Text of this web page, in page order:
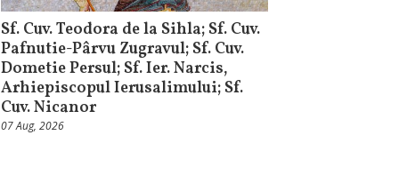
Sf. Cuv. Teodora de la Sihla; Sf. Cuv.
Pafnutie-Pârvu Zugravul; Sf. Cuv.
Dometie Persul; Sf. Ier. Narcis,
Arhiepiscopul Ierusalimului; Sf.
Cuv. Nicanor
07 Aug, 2026